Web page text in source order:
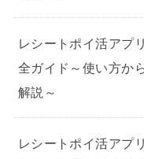
レシートポイ活アプ
全ガイド～使い方か
解説～
レシートポイ活アプ